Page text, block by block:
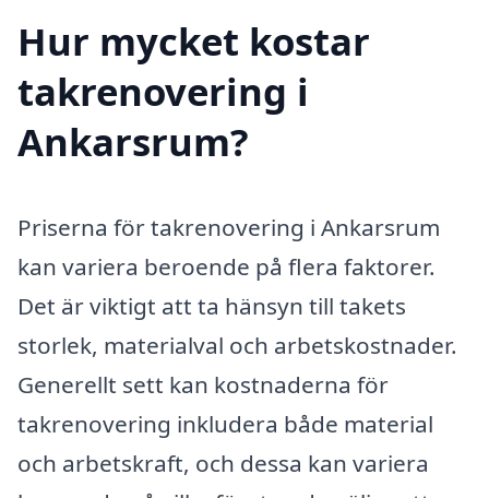
Hur mycket kostar
takrenovering i
Ankarsrum?
Priserna för takrenovering i Ankarsrum
kan variera beroende på flera faktorer.
Det är viktigt att ta hänsyn till takets
storlek, materialval och arbetskostnader.
Generellt sett kan kostnaderna för
takrenovering inkludera både material
och arbetskraft, och dessa kan variera